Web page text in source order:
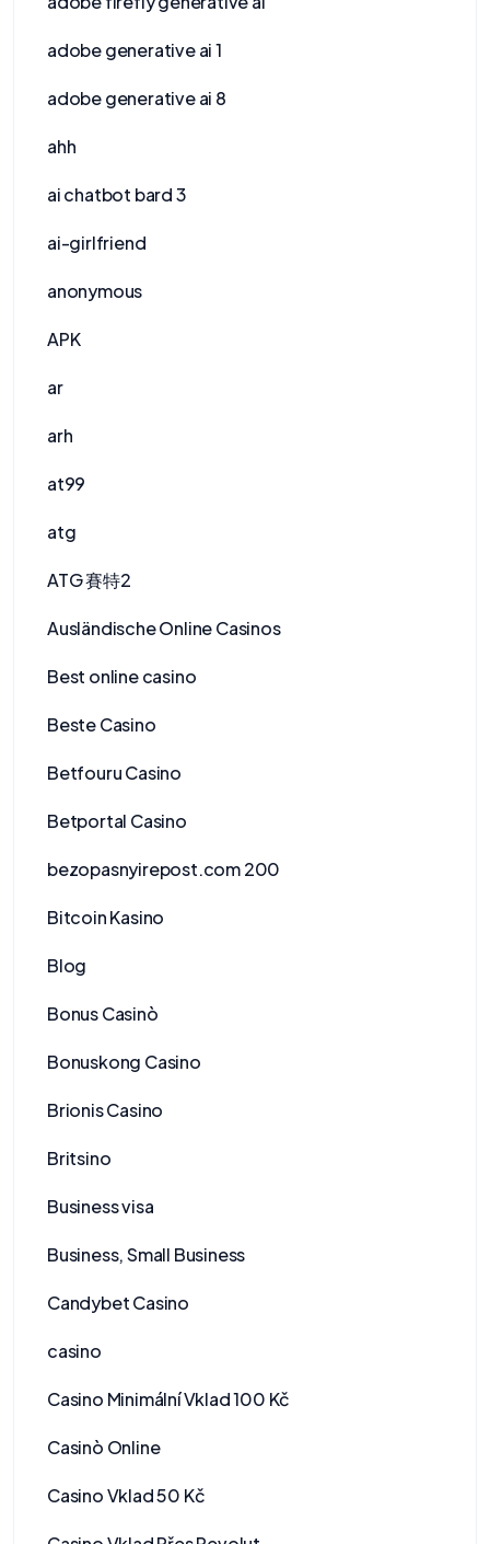
adobe generative ai 1
adobe generative ai 8
ahh
ai chatbot bard 3
ai-girlfriend
anonymous
APK
ar
arh
at99
atg
ATG 賽特2
Ausländische Online Casinos
Best online casino
Beste Casino
Betfouru Casino
Betportal Casino
bezopasnyirepost.com 200
Bitcoin Kasino
Blog
Bonus Casinò
Bonuskong Casino
Brionis Casino
Britsino
Business visa
Business, Small Business
Candybet Casino
casino
Casino Minimální Vklad 100 Kč
Casinò Online
Casino Vklad 50 Kč